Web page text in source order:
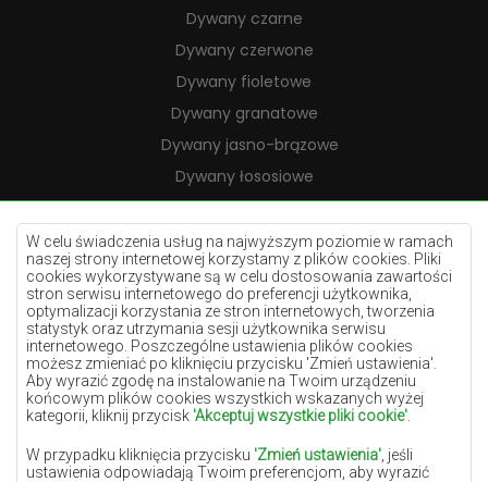
W celu świadczenia usług na najwyższym poziomie w ramach
naszej strony internetowej korzystamy z plików cookies. Pliki
cookies wykorzystywane są w celu dostosowania zawartości
stron serwisu internetowego do preferencji użytkownika,
optymalizacji korzystania ze stron internetowych, tworzenia
statystyk oraz utrzymania sesji użytkownika serwisu
internetowego. Poszczególne ustawienia plików cookies
możesz zmieniać po kliknięciu przycisku 'Zmień ustawienia'.
Aby wyrazić zgodę na instalowanie na Twoim urządzeniu
końcowym plików cookies wszystkich wskazanych wyżej
kategorii, kliknij przycisk 'Akceptuj wszystkie pliki cookie'
W przypadku kliknięcia przycisku 'Zmień ustawienia' , jeśli
ustawienia odpowiadają Twoim preferencjom, aby wyrazić
Dywany czarne
Dywany czerwone
Dywany fioletowe
Dywany granatowe
Dywany jasno-brązowe
Dywany łososiowe
Dywany kremowe
Dywany lilac
Dywany żółte
Dywany miętowe
Dywany niebieskie
Dywany pomarańczowe
Dywany różowe
Dywany szare
Dywany terakota